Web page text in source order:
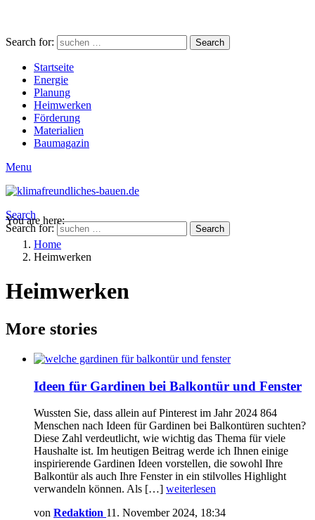
Search for: Search
Startseite
Energie
Planung
Heimwerken
Förderung
Materialien
Baumagazin
Menu
Search
Search for:
Search
You are here:
Home
Heimwerken
Heimwerken
More stories
Ideen für Gardinen bei Balkontür und Fenster
Wussten Sie, dass allein auf Pinterest im Jahr 2024 864
Menschen nach Ideen für Gardinen bei Balkontüren suchten?
Diese Zahl verdeutlicht, wie wichtig das Thema für viele
Haushalte ist. Im heutigen Beitrag werde ich Ihnen einige
inspirierende Gardinen Ideen vorstellen, die sowohl Ihre
Balkontür als auch Ihre Fenster in ein stilvolles Highlight
verwandeln können. Als […] weiterlesen
von Redaktion 11. November 2024, 18:34